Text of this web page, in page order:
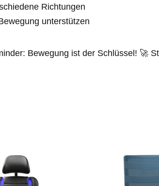
Richtungen
unterstützen
Bewegung ist der Schlüssel! 🚀